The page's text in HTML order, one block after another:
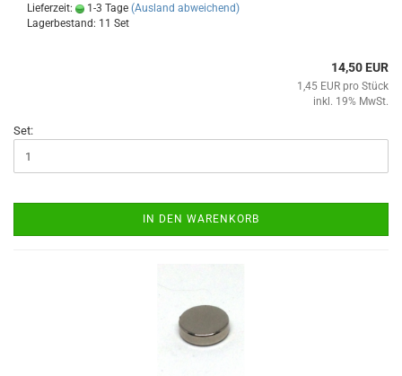
Lieferzeit:
1-3 Tage (Ausland abweichend)
Lagerbestand: 11 Set
14,50 EUR
1,45 EUR pro Stück
inkl. 19% MwSt.
Set:
IN DEN WARENKORB